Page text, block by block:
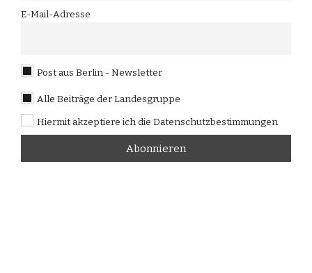
E-Mail-Adresse
Post aus Berlin - Newsletter
Alle Beiträge der Landesgruppe
Hiermit akzeptiere ich die Datenschutzbestimmungen